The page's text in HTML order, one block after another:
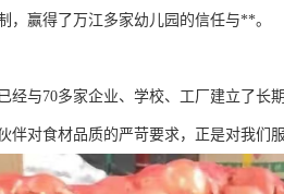
，赢得了万江多家幼儿园的信任与**。
与70多家企业、学校、工厂建立了长
对食材品质的严苛要求，正是对我们